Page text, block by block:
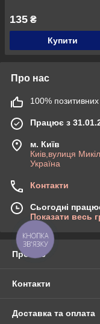
135 ₴
Купити
Про нас
100% позитивних
Працює з
м. Київ
Киів,вулиця
Україна
Контакти
Сьогодні
Показати весь
Про нас
Контакти
Доставка та оплата
КНОПКА
ЗВ'ЯЗКУ